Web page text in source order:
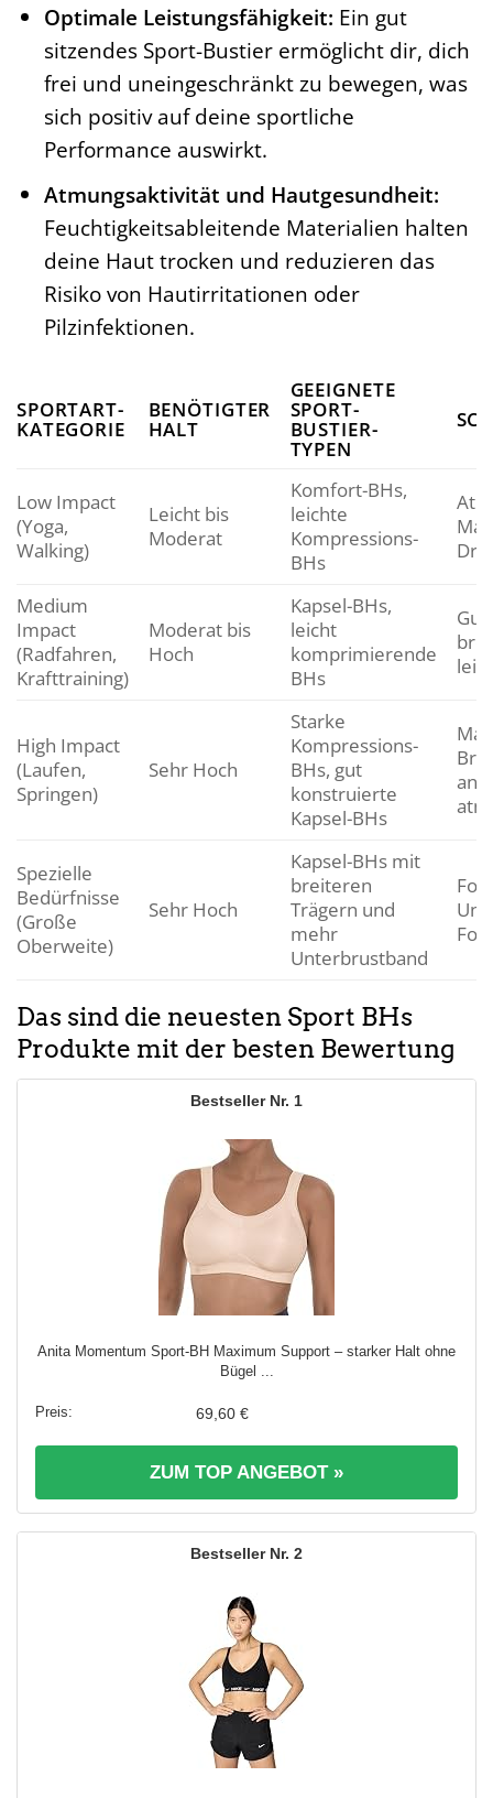
Optimale Leistungsfähigkeit: Ein gut
sitzendes Sport-Bustier ermöglicht dir, dich
frei und uneingeschränkt zu bewegen, was
sich positiv auf deine sportliche
Performance auswirkt.
Atmungsaktivität und Hautgesundheit:
Feuchtigkeitsableitende Materialien halten
deine Haut trocken und reduzieren das
Risiko von Hautirritationen oder
Pilzinfektionen.
SPORTART-
KATEGORIE
BENÖTIGTER
HALT
GEEIGNETE
SPORT-
BUSTIER-
TYPEN
Low Impact
(Yoga,
Walking)
Leicht bis
Moderat
Komfort-BHs,
leichte
Kompressions-
BHs
Medium
Impact
(Radfahren,
Krafttraining)
Moderat bis
Hoch
Kapsel-BHs,
leicht
komprimierende
BHs
High Impact
(Laufen,
Springen)
Sehr Hoch
Starke
Kompressions-
BHs, gut
konstruierte
Kapsel-BHs
Spezielle
Bedürfnisse
(Große
Oberweite)
Sehr Hoch
Kapsel-BHs mit
breiteren
Trägern und
mehr
Unterbrustband
Das sind die neuesten Sport BHs
Produkte mit der besten Bewertung
1
Anita Momentum Sport-BH Maximum Support – starker Halt ohne
Bügel ...
69,60 €
ZUM TOP ANGEBOT »
2